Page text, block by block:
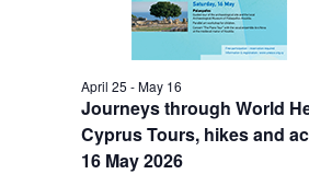
Journeys through World
Cyprus Tours, hikes and
16 May 2026
April 25 -May 16